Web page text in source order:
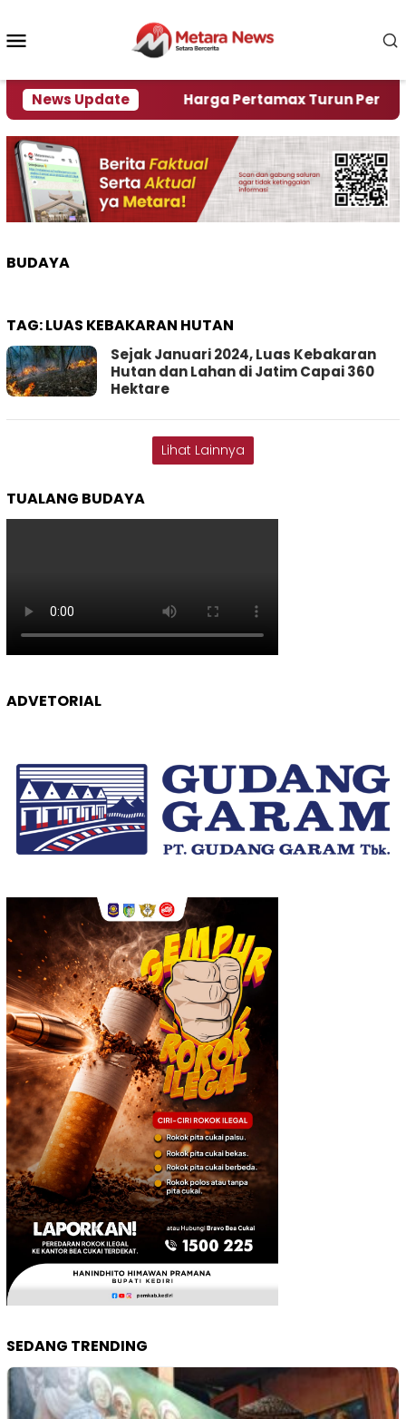
konten
News Update
Krisi Air Harga Pertamax Turun Per Hari Ini,
BUDAYA
TAG:LUAS KEBAKARAN HUTAN
Sejak Januari 2024, Luas Kebakaran
Hutan dan Lahan di Jatim Capai 360
Hektare
Lihat Lainnya
TUALANG BUDAYA
ADVETORIAL
SEDANG TRENDING